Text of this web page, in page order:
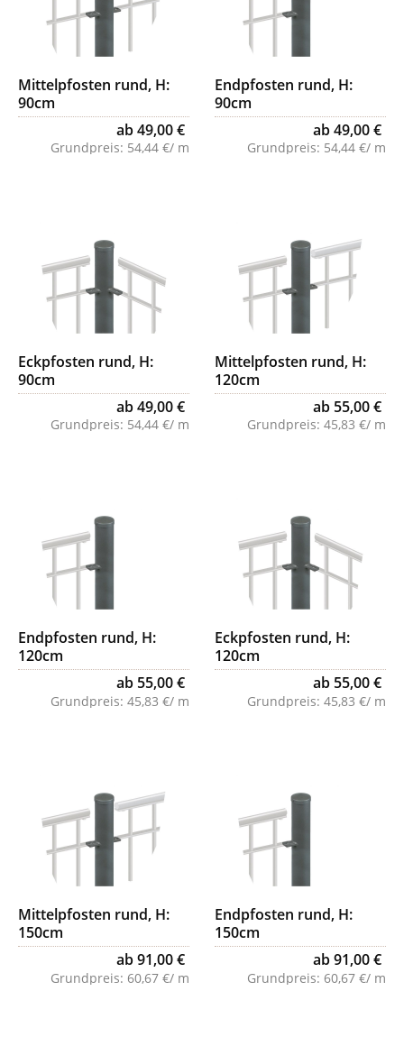
Mittelpfosten rund, H:
90cm
ab 49,00 €
Grundpreis: 54,44 €/ m
Endpfosten rund, H:
90cm
ab 49,00 €
Grundpreis: 54,44 €/ m
Eckpfosten rund, H:
90cm
ab 49,00 €
Grundpreis: 54,44 €/ m
Mittelpfosten rund, H:
120cm
ab 55,00 €
Grundpreis: 45,83 €/ m
Endpfosten rund, H:
120cm
ab 55,00 €
Grundpreis: 45,83 €/ m
Eckpfosten rund, H:
120cm
ab 55,00 €
Grundpreis: 45,83 €/ m
Mittelpfosten rund, H:
150cm
ab 91,00 €
Grundpreis: 60,67 €/ m
Endpfosten rund, H:
150cm
ab 91,00 €
Grundpreis: 60,67 €/ m